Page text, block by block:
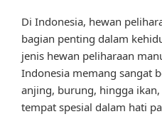
Di Indonesia, hewan
bagian penting dalam
jenis hewan peliharaan
Indonesia memang sangat
anjing, burung, hingga
tempat spesial dalam hati